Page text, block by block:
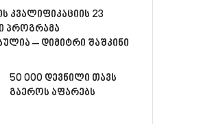
კვალიფიკაციის 23
პროგრამა
– დიმიტრი შაშკინი
50 000 დევნილი თავს
გაეროს აფარებს